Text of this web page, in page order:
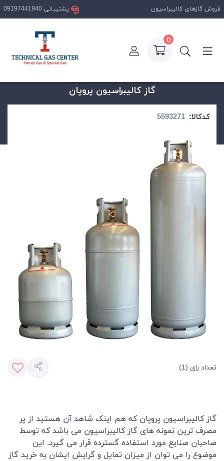
گاز کالیبراسیون پروپان
کدکالا:
تعداد رای (1)
گاز کالیبراسیون پروپان که هم اینک شاهد آن هستید از پر
مصرف ترین نمونه های گاز کالیبراسیون می باشد که توسط
صاحبان صنایع مورد استفاده گسترده قرار می گیرد. این
موضوع را می توان از میزان تمایل و گرایش ایشان به خرید گاز
فروش گازهای کالیبراسیون پشتیبانی 09197441940
0